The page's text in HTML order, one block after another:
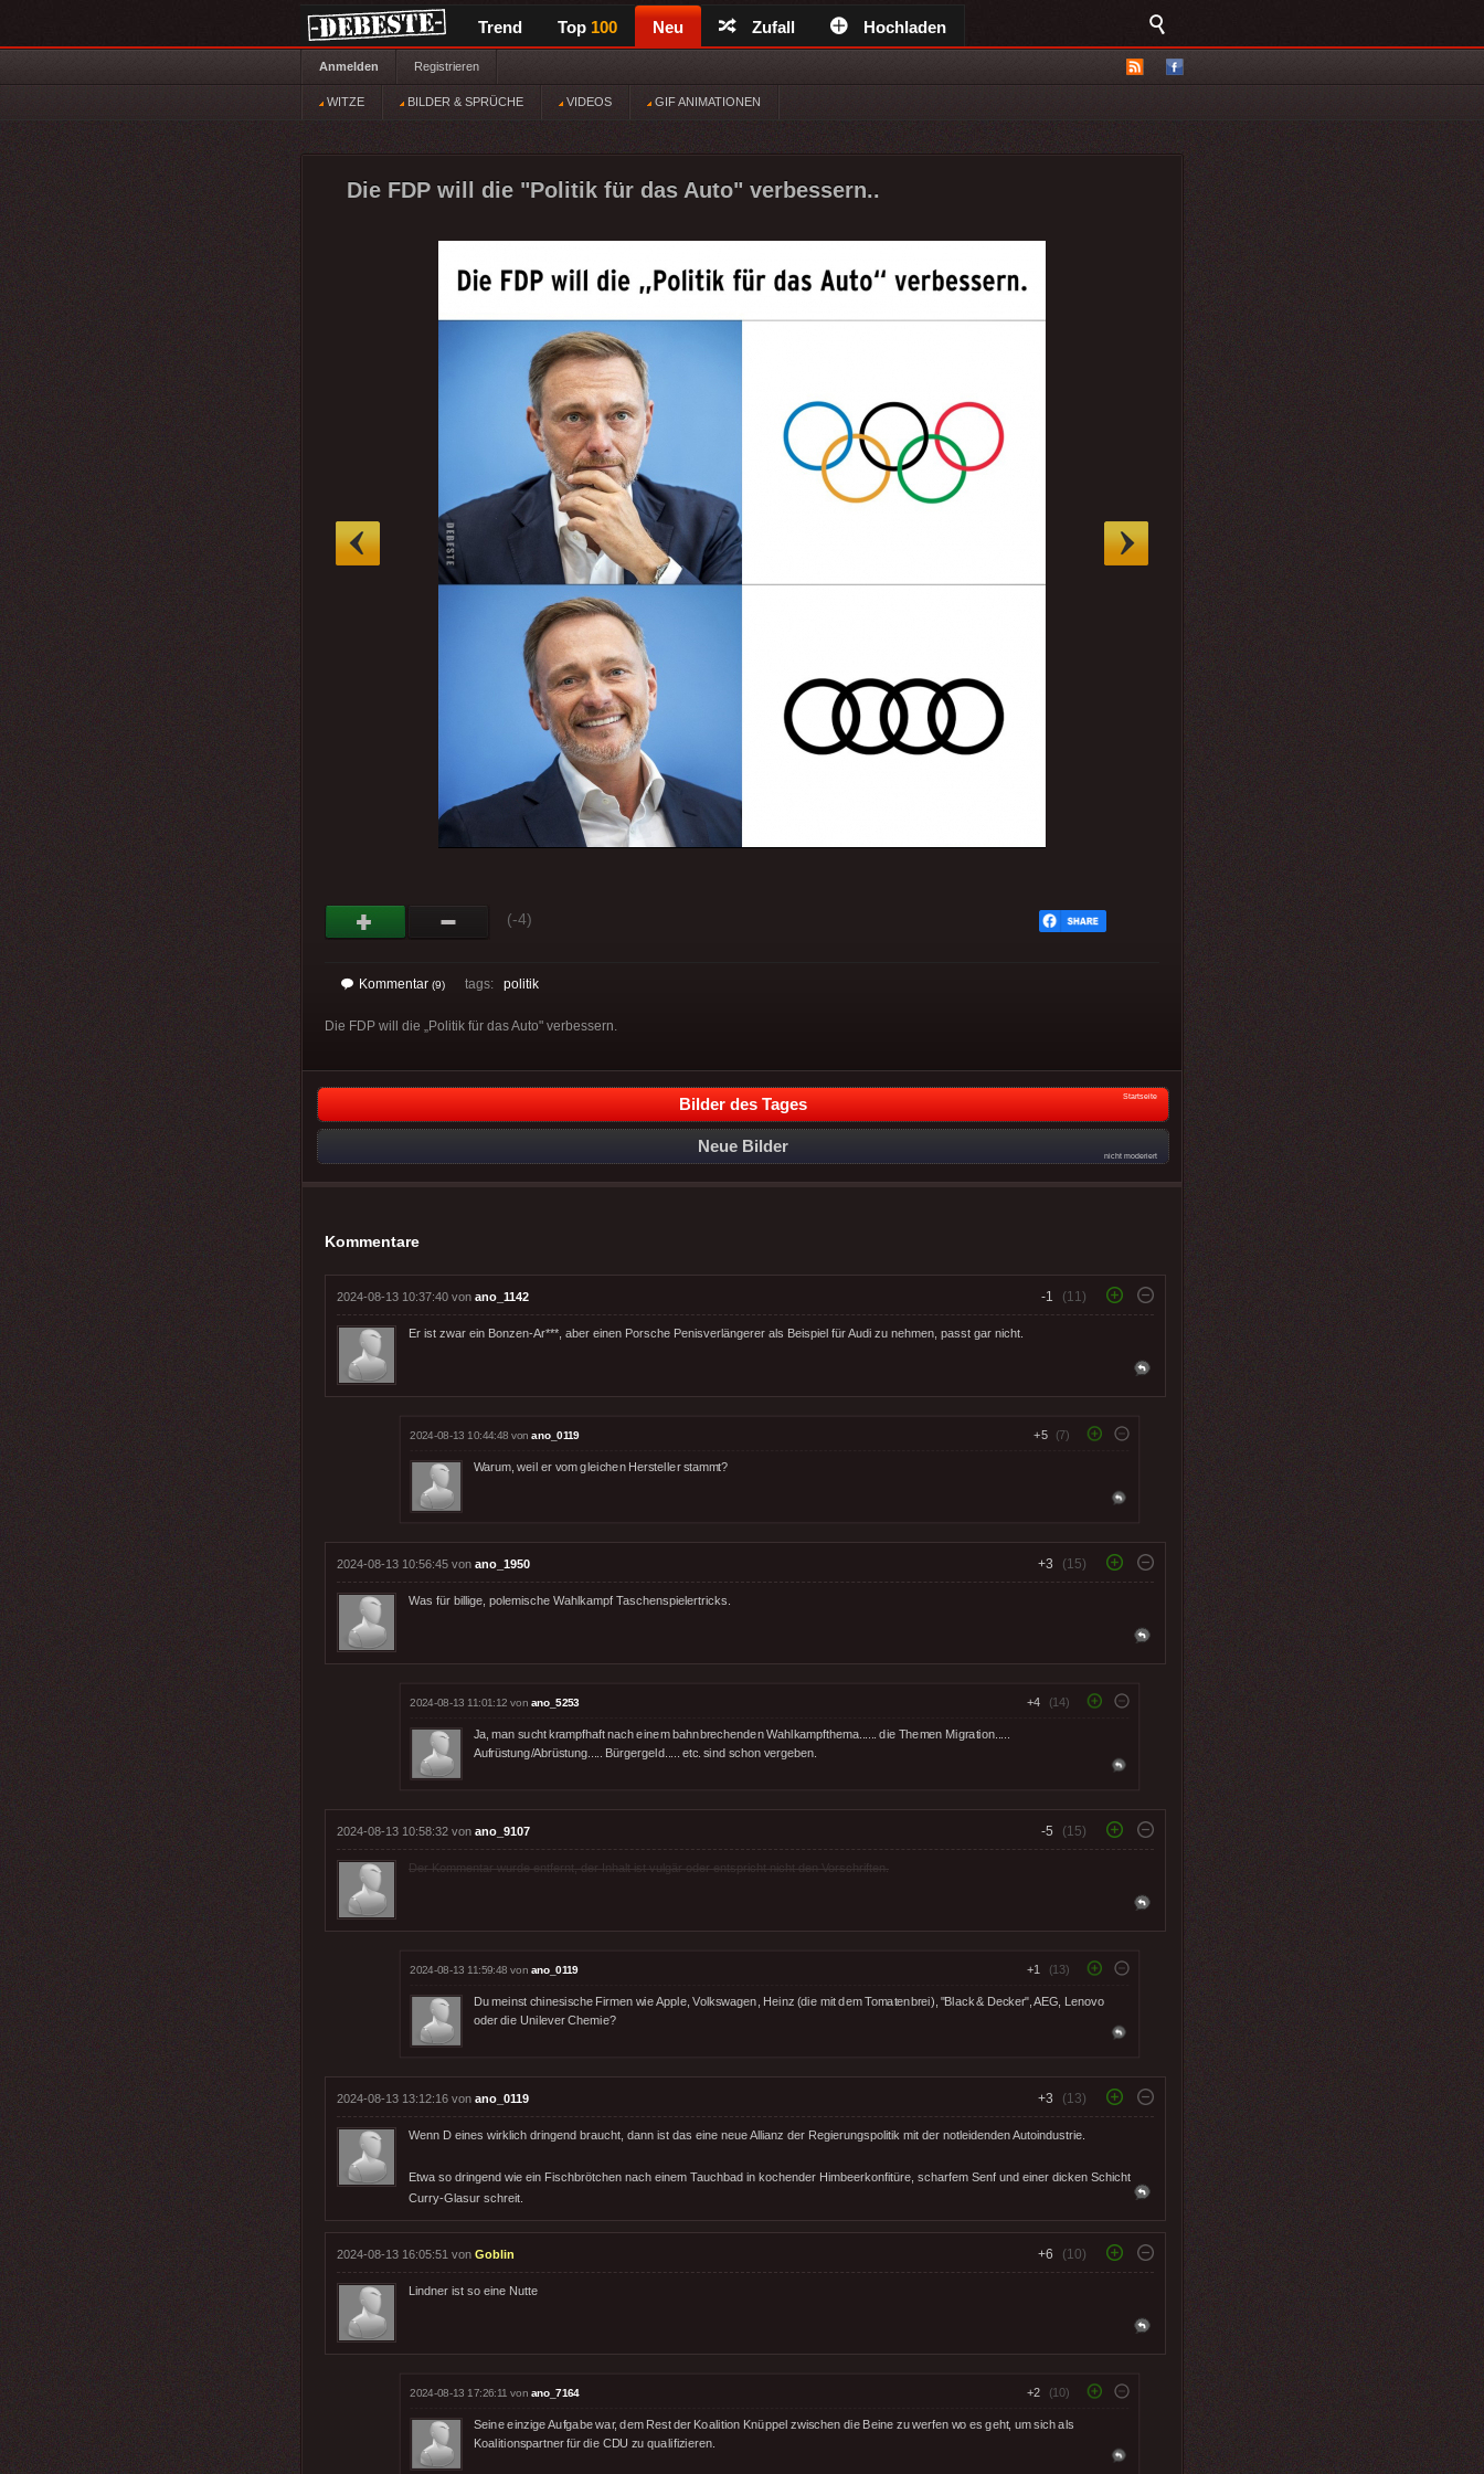
Trend Top 100 Neu Zufall Hochladen
Anmelden Registrieren
WITZE BILDER & SPRÜCHE VIDEOS GIF ANIMATIONEN
Die FDP will die "Politik für das Auto" verbessern..
(-4)
Kommentar (9) tags: politik
Die FDP will die „Politik für das Auto" verbessern.
Bilder des Tages Startseite
Neue Bilder
nicht moderiert
Kommentare
2024-08-13 10:37:40 von ano_1142 -1 (11)
Er ist zwar ein Bonzen-Ar***, aber einen Porsche Penisverlängerer als Beispiel für Audi zu nehmen, passt gar nicht.
2024-08-13 10:44:48 vonano_0119 +5 (7)
Warum, weil er vom gleichen Hersteller stammt?
2024-08-13 10:56:45 von ano_1950 +3 (15)
Was für billige, polemische Wahlkampf Taschenspielertricks.
2024-08-13 11:01:12 von ano_5253 +4 (14)
Ja, man sucht krampfhaft nach einem bahnbrechenden Wahlkampfthema...... die Themen Migration.....
Aufrüstung/Abrüstung..... Bürgergeld..... etc. sind schon vergeben.
2024-08-13 10:58:32 von ano_9107 -5 (15)
Der Kommentar wurde entfernt, der Inhalt ist vulgär oder entspricht nicht den Vorschriften.
2024-08-13 11:59:48 von ano_0119 +1 (13)
Du meinst chinesische Firmen wie Apple, Volkswagen, Heinz (die mit dem Tomatenbrei), "Black & Decker", AEG, Lenovo
oder die Unilever Chemie?
2024-08-13 13:12:16 von ano_0119 +3 (13)
Wenn D eines wirklich dringend braucht, dann ist das eine neue Allianz der Regierungspolitik mit der notleidenden Autoindustrie.
Etwa so dringend wie ein Fischbrötchen nach einem Tauchbad in kochender Himbeerkonfitüre, scharfem Senf und einer dicken Schicht
Curry-Glasur schreit.
2024-08-13 16:05:51 von Goblin +6 (10)
Lindner ist so eine Nutte
2024-08-13 17:26:11 von ano_7164 +2 (10)
Seine einzige Aufgabe war, dem Rest der Koalition Knüppel zwischen die Beine zu werfen wo es geht, um sich als
Koalitionspartner für die CDU zu qualifizieren.